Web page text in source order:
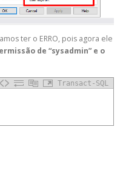
ter o ERRO, pois agora ele
de “sysadmin” e o
Transact-SQL